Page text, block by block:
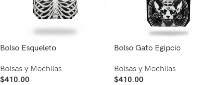
Bolso Esqueleto
Bolsas y Mochilas
$410.00
Bolso Gato Egipcio
Bolsas y Mochilas
$410.00